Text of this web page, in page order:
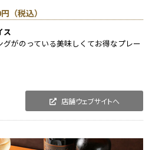
（税込）
ス
がのっている美味しくてお得なプレー
店舗ウェブサイトへ